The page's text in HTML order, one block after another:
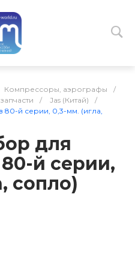
Компрессоры, аэрографы
/
/ Jas (Китай)
/
80-й серии, 0,3-мм. (игла,
для
й серии,
сопло)